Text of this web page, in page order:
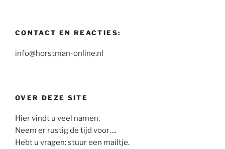
CONTACT EN REACTIES:
info@horstman-online.nl
OVER DEZE SITE
Hier vindt u veel namen.
Neem er rustig de tijd voor….
Hebt u vragen: stuur een mailtje.